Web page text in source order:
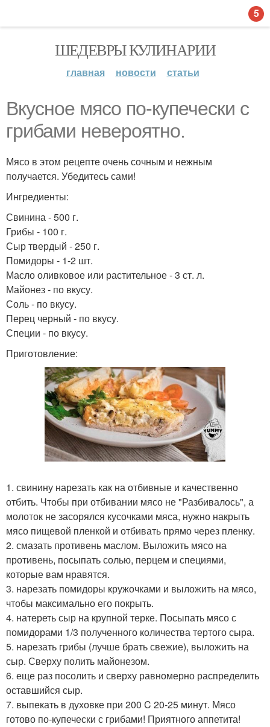
ШЕДЕВРЫ КУЛИНАРИИ
главная новости статьи
Вкусное мясо по-купечески с
грибами невероятно.
Мясо в этом рецепте очень сочным и нежным
получается. Убедитесь сами!
Ингредиенты:
Свинина - 500 г.
Грибы - 100 г.
Сыр твердый - 250 г.
Помидоры - 1-2 шт.
Масло оливковое или растительное - 3 ст. л.
Майонез - по вкусу.
Соль - по вкусу.
Перец черный - по вкусу.
Специи - по вкусу.
Приготовление:
1. свинину нарезать как на отбивные и качественно
отбить. Чтобы при отбивании мясо не "Разбивалось", а
молоток не засорялся кусочками мяса, нужно накрыть
мясо пищевой пленкой и отбивать прямо через пленку.
2. смазать противень маслом. Выложить мясо на
противень, посыпать солью, перцем и специями,
которые вам нравятся.
3. нарезать помидоры кружочками и выложить на мясо,
чтобы максимально его покрыть.
4. натереть сыр на крупной терке. Посыпать мясо с
помидорами 1/3 полученного количества тертого сыра.
5. нарезать грибы (лучше брать свежие), выложить на
сыр. Сверху полить майонезом.
6. еще раз посолить и сверху равномерно распределить
оставшийся сыр.
7. выпекать в духовке при 200 C 20-25 минут. Мясо
готово по-купечески с грибами! Приятного аппетита!
5